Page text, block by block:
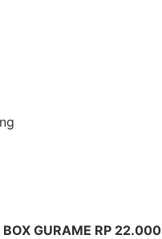
BOX GURAME RP 22.000